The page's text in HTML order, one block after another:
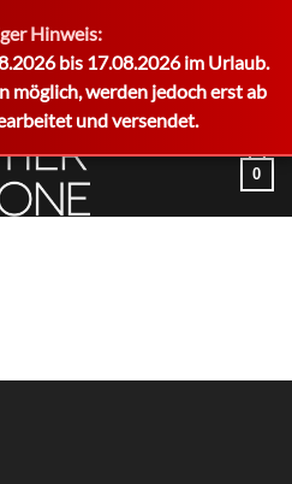
Hinweis:
bis 17.08.2026 im Urlaub.
möglich, werden jedoch erst ab
und versendet.
0